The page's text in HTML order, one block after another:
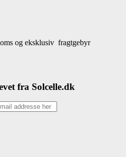
og eksklusiv fragtgebyr
fra Solcelle.dk